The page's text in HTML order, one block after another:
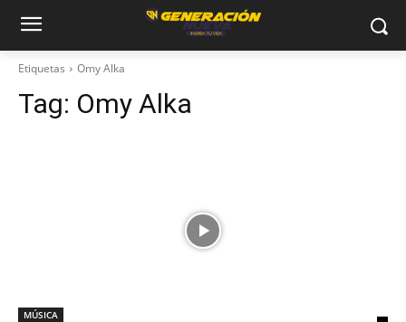
Etiquetas Omy Alka
Tag: Omy Alka
MÚSICA